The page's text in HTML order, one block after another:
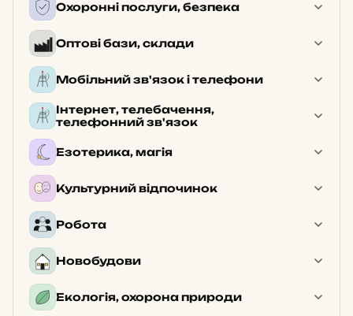
Охоронні послуги, безпека
Оптові бази, склади
Мобільний зв'язок і телефони
Інтернет, телебачення,
телефонний зв'язок
Езотерика, магія
Культурний відпочинок
Робота
Новобудови
Екологія, охорона природи